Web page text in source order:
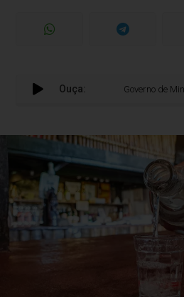
Ouça: Governo de